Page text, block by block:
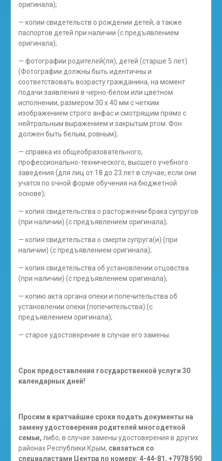
оригинала);
— копии свидетельств о рождении детей, а также
паспортов детей при наличии (с предъявлением
оригинала);
— фотографии родителей(ля), детей (старше 5 лет)
(Фотографии должны быть идентичны и
соответствовать возрасту гражданина, на момент
подачи заявления в черно-белом или цветном
исполнении, размером 30 x 40 мм с четким
изображением строго анфас и смотрящим прямо с
нейтральным выражением и закрытым ртом. Фон
должен быть белым, ровным);
— справка из общеобразовательного,
профессионально-технического, высшего учебного
заведения (для лиц от 18 до 23 лет в случае, если они
учатся по очной форме обучения на бюджетной
основе);
— копия свидетельства о расторжении брака супругов
(при наличии) (с предъявлением оригинала);
— копия свидетельства о смерти супруга(и) (при
наличии) (с предъявлением оригинала);
— копия свидетельства об установлении отцовства
(при наличии) (с предъявлением оригинала);
— копию акта органа опеки и попечительства об
установлении опеки (попечительства) (с
предъявлением оригинала);
— старое удостоверение в случае его замены.
Срок предоставления государственной услуги 30
календарных дней!
Просим в кратчайшие сроки подать документы на
замену удостоверения родителей многодетной
семьи, либо, в случае замены удостоверения в других
районах Республики Крым, связаться со
специалистами Центра по номеру: 4-44-81, +7978 590